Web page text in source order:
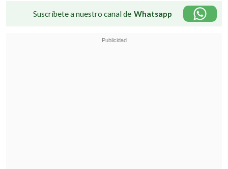
Suscríbete a nuestro canal de Whatsapp